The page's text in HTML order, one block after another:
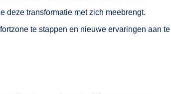
transformatie met zich meebrengt.
te stappen en nieuwe ervaringen aan te